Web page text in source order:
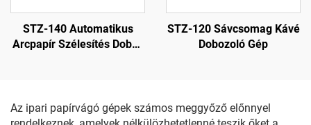
STZ-140 Automatikus
Arcpapír Szélesítés Doboz
STZ-120 Sávcsomag Kávé
Dobozoló Gép
Az ipari papírvágó gépek számos meggyőző előnnyel